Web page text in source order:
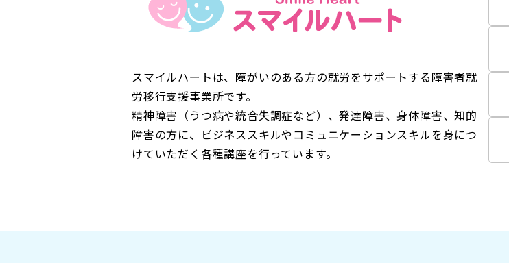
スマイルハートは、障がいのある方の就労をサポートする障害者就
労移行支援事業所です。
精神障害（うつ病や統合失調症など）、発達障害、身体障害、知的
障害の方に、ビジネススキルやコミュニケーションスキルを身につ
けていただく各種講座を行っています。